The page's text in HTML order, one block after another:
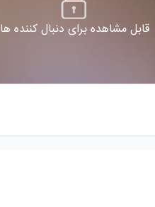
قابل مشاهده برای دنبال کننده ها